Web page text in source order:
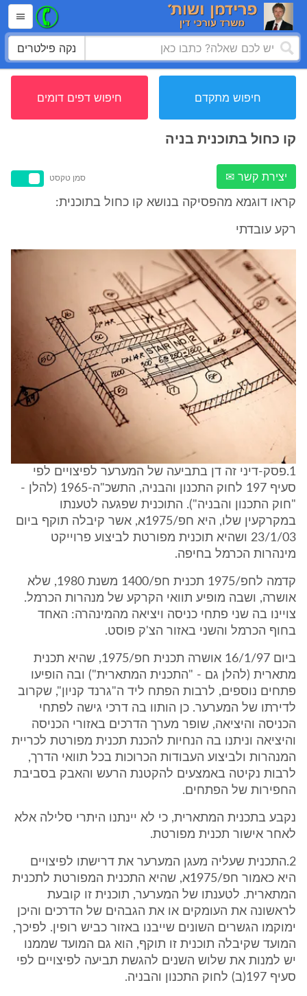
נקה פילטרים
חיפוש מתקדם חיפוש דפים דומים
קו כחול בתוכנית בניה
יצירת קשר ✉ סמן טקסט
קראו דוגמא מהפסיקה בנושא קו כחול בתוכנית:
רקע עובדתי
1.פסק-דיני זה דן בתביעה של המערער לפיצויים לפי
סעיף 197 לחוק התכנון והבניה, התשכ"ה-1965 (להלן -
"חוק התכנון והבניה"). התוכנית שפגעה לטענתו
במקרקעין שלו, היא חפ/1975א, אשר קיבלה תוקף ביום
23/1/03 ושהיא תוכנית מפורטת לביצוע פרוייקט
מינהרות הכרמל בחיפה.
קדמה לחפ/1975 תכנית חפ/1400 משנת 1980, שלא
אושרה, ושבה מופיע תוואי הקרקע של מנהרות הכרמל.
צויינו בה שני פתחי כניסה ויציאה מהמינהרה: האחד
בחוף הכרמל והשני באזור הצ'ק פוסט.
ביום 16/1/97 אושרה תכנית חפ/1975, שהיא תכנית
מתארית (להלן גם - "התכנית המתארית") ובה הופיעו
פתחים נוספים, לרבות הפתח ליד ה"גרנד קניון", שקרוב
לדירתו של המערער. כן הותוו בה דרכי גישה לפתחי
הכניסה והיציאה, שופר מערך הדרכים באזורי הכניסה
והיציאה וניתנו בה הנחיות להכנת תכנית מפורטת לכריית
המנהרות ולביצוע העבודות הכרוכות בכל תוואי הדרך,
לרבות נקיטה באמצעים להקטנת הרעש והאבק בסביבת
החפירות של הפתחים.
נקבע בתכנית המתארית, כי לא יינתנו היתרי סלילה אלא
לאחר אישור תכנית מפורטת.
2.התכנית שעליה מעגן המערער את דרישתו לפיצויים
היא כאמור חפ/1975א, שהיא התכנית המפורטת לתכנית
המתארית. לטענתו של המערער, תוכנית זו קובעת
לראשונה את העומקים או את הגבהים של הדרכים והיכן
ימוקמו הגשרים השונים שייבנו באזור כביש רופין. לפיכך,
המועד שקיבלה תוכנית זו תוקף, הוא גם המועד שממנו
יש למנות את שלוש השנים להגשת תביעה לפיצויים לפי
סעיף 197(ב) לחוק התכנון והבניה.